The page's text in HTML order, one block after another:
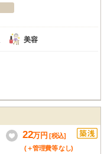
美容
22万円 [税込]
(＋管理費等なし)